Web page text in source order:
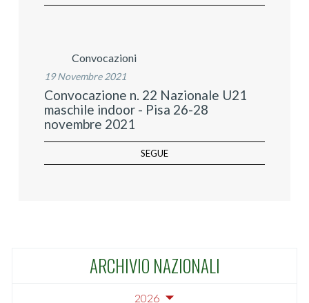
Convocazioni
19 Novembre 2021
Convocazione n. 22 Nazionale U21
maschile indoor - Pisa 26-28
novembre 2021
SEGUE
ARCHIVIO NAZIONALI
2026